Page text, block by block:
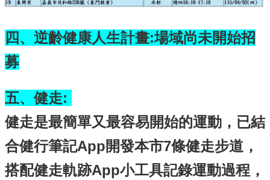
四、逆齡健康人生計畫:場域尚未開始招
募
五、健走:
健走是最簡單又最容易開始的運動，已結
合健行筆記App開發本市7條健走步道，
搭配健走軌跡App小工具記錄運動過程，